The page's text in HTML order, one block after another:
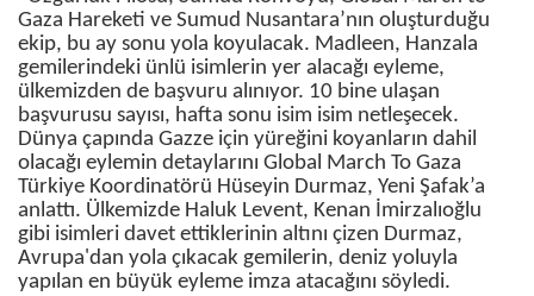
Gaza Hareketi ve Sumud Nusantara’nın oluşturduğu
ekip, bu ay sonu yola koyulacak. Madleen, Hanzala
gemilerindeki ünlü isimlerin yer alacağı eyleme,
ülkemizden de başvuru alınıyor. 10 bine ulaşan
başvurusu sayısı, hafta sonu isim isim netleşecek.
Dünya çapında Gazze için yüreğini koyanların dahil
olacağı eylemin detaylarını Global March To Gaza
Türkiye Koordinatörü Hüseyin Durmaz, Yeni Şafak’a
anlattı. Ülkemizde Haluk Levent, Kenan İmirzalıoğlu
gibi isimleri davet ettiklerinin altını çizen Durmaz,
Avrupa'dan yola çıkacak gemilerin, deniz yoluyla
yapılan en büyük eyleme imza atacağını söyledi.